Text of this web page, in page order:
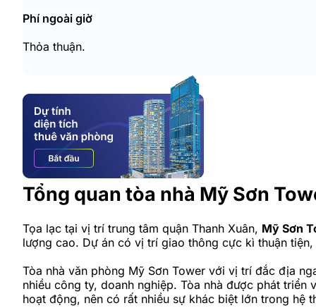
Phí ngoài giờ
Thỏa thuận.
Tổng quan tòa nhà Mỹ Sơn
Tọa lạc tại vị trí trung tâm quận Thanh Xuân, Mỹ Sơn
lượng cao. Dự án có vị trí giao thông cực kì thuận
Tòa nhà văn phòng Mỹ Sơn Tower với vị trí đắc địa
nhiều công ty, doanh nghiệp. Tòa nhà được phát
hoạt động, nên có rất nhiều sự khác biệt lớn trong hệ